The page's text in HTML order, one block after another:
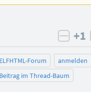
+1
Forum
anmelden
Beitrag im Thread-Baum